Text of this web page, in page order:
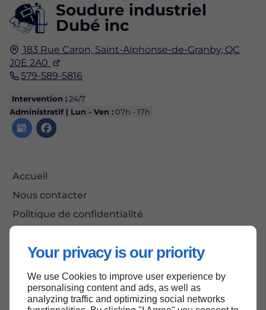
Your privacy is our priority
We use Cookies to improve user experience by
personalising content and ads, as well as
analyzing traffic and optimizing social networks
Soudure industriel
Dubé inc
183 Rue Caron, Saint-Alphonse-de-Granby, QC
J0E 2A0
579-589-5816
Intervention :24/7
Administratif | Lun - Ven :07h - 17h
Accueil
Nous contacter
Politique de confidentialité
Haut de page